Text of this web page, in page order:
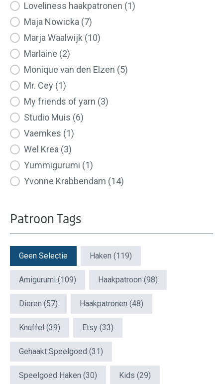
Loveliness haakpatronen (1)
Maja Nowicka (7)
Marja Waalwijk (10)
Marlaine (2)
Monique van den Elzen (5)
Mr. Cey (1)
My friends of yarn (3)
Studio Muis (6)
Vaemkes (1)
Wel Krea (3)
Yummigurumi (1)
Yvonne Krabbendam (14)
Patroon Tags
Patroon Tags
Geen Selectie Haken (119)
Amigurumi (109) Haakpatroon (98)
Dieren (57) Haakpatronen (48)
Knuffel (39) Etsy (33)
Gehaakt Speelgoed (31)
Speelgoed Haken (30) Kids (29)